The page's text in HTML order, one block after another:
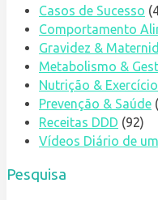
Casos de Sucesso
Comportamento
Gravidez &
Metabolismo &
Nutrição & Exercício
Prevenção & Saúde
Receitas DDD (92)
Vídeos Diário de
Pesquisa